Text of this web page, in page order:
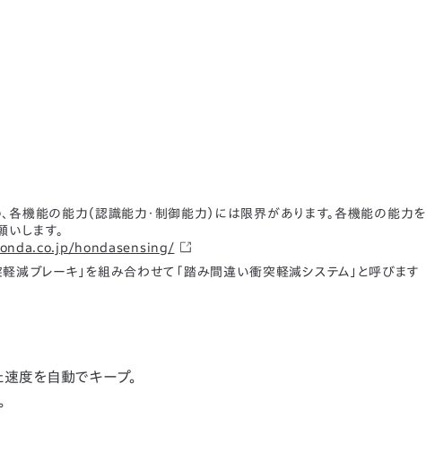
機能の能力（認識能力・制御能力）には限界があります。各機能の能力を
します。
hondasensing/
減ブレーキ」を組み合わせて「踏み間違い衝突軽減システム」と呼びます
度を自動でキープ。